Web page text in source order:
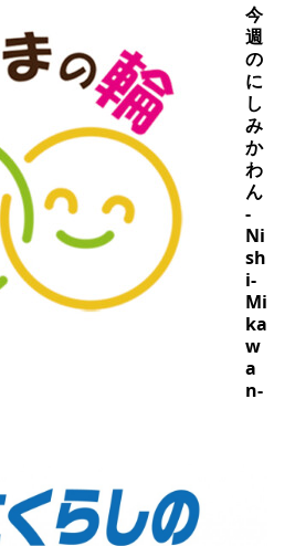
今
週
の
に
し
み
か
わ
ん
-
Ni
sh
i-
Mi
ka
w
a
n-